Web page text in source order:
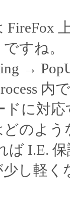
FireFox
すね。
→
内
ドに対応
のよう
ば I.E.
し軽く